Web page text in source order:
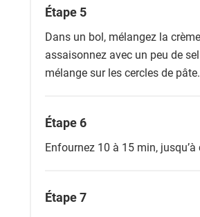
Étape 5
Dans un bol, mélangez la
assaisonnez avec un peu de
mélange sur les cercles de pâte.
Étape 6
Enfournez 10 à 15 min,
Étape 7